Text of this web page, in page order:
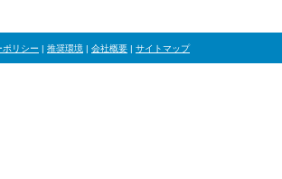
ポリシー | 推奨環境 | 会社概要 | サイトマップ